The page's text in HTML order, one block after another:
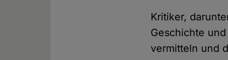
Kritiker,
Geschichte
vermitteln und